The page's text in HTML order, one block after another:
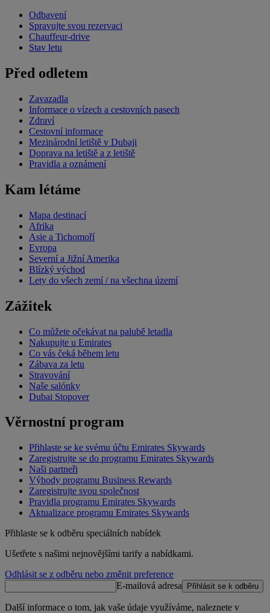
Odbavení
Spravujte svou rezervaci
Chauffeur-drive
Stav letu
Před odletem
Zavazadla
Informace o vízech a cestovních pasech
Zdraví
Cestovní informace
Mezinárodní letiště v Dubaji
Doprava na letiště a z letiště
Pravidla a oznámení
Kam létáme
Mapa destinací
Afrika
Asie a Tichomoří
Evropa
Severní a Jižní Amerika
Blízký východ
Lety do všech zemí / na všechna území
Zážitek
Co můžete očekávat na palubě letadla
Nakupujte u Emirates
Co vás čeká během letu
Zábava za letu
Stravování
Naše salónky
Dubai Stopover
Věrnostní program
Přihlaste se ke svému účtu Emirates Skywards
Zaregistrujte se do programu Emirates Skywards
Naši partneři
Výhody programu Business Rewards
Zaregistrujte svou společnost
Pravidla programu Emirates Skywards
Aktualizace programu Emirates Skywards
Přihlaste se k odběru speciálních nabídek
Ušetřete s našimi nejnovějšími tarify a nabídkami.
Odhlásit se z odběru nebo změnit preference
E-mailová adresa
Přihlásit se k odběru
Další informace o tom, jak vaše údaje využíváme, naleznete v